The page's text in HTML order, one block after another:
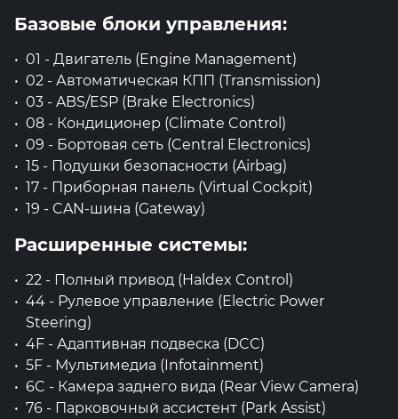
Базовые блоки управления:
01 - Двигатель (Engine Management)
02 - Автоматическая КПП (Transmission)
03 - ABS/ESP (Brake Electronics)
08 - Кондиционер (Climate Control)
09 - Бортовая сеть (Central Electronics)
15 - Подушки безопасности (Airbag)
17 - Приборная панель (Virtual Cockpit)
19 - CAN-шина (Gateway)
Расширенные системы:
22 - Полный привод (Haldex Control)
44 - Рулевое управление (Electric Power
Steering)
4F - Адаптивная подвеска (DCC)
5F - Мультимедиа (Infotainment)
6C - Камера заднего вида (Rear View Camera)
76 - Парковочный ассистент (Park Assist)